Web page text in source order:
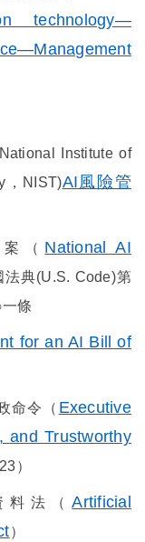
technology—
Institute of
， NIST)AI 風險管
（ National AI
法典(U.S. Code)第
條
for an AI Bill of
命令（ Executive
and Trustworthy
）
料法（Artificial
）